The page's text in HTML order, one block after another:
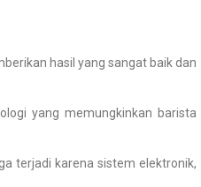
hasil yang sangat baik dan
yang memungkinkan barista
terjadi karena sistem elektronik,